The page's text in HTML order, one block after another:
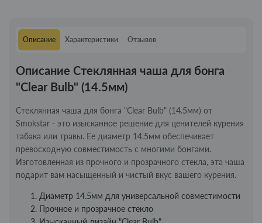
Описание Характеристики Отзывов
Описание Стеклянная чаша для бонга
"Clear Bulb" (14.5мм)
Стеклянная чаша для бонга "Clear Bulb" (14.5мм) от
Smokstar - это изысканное решение для ценителей курения
табака или травы. Ее диаметр 14.5мм обеспечивает
превосходную совместимость с многими бонгами.
Изготовленная из прочного и прозрачного стекла, эта чаша
подарит вам насыщенный и чистый вкус вашего курения.
Диаметр 14.5мм для универсальной совместимости
Прочное и прозрачное стекло